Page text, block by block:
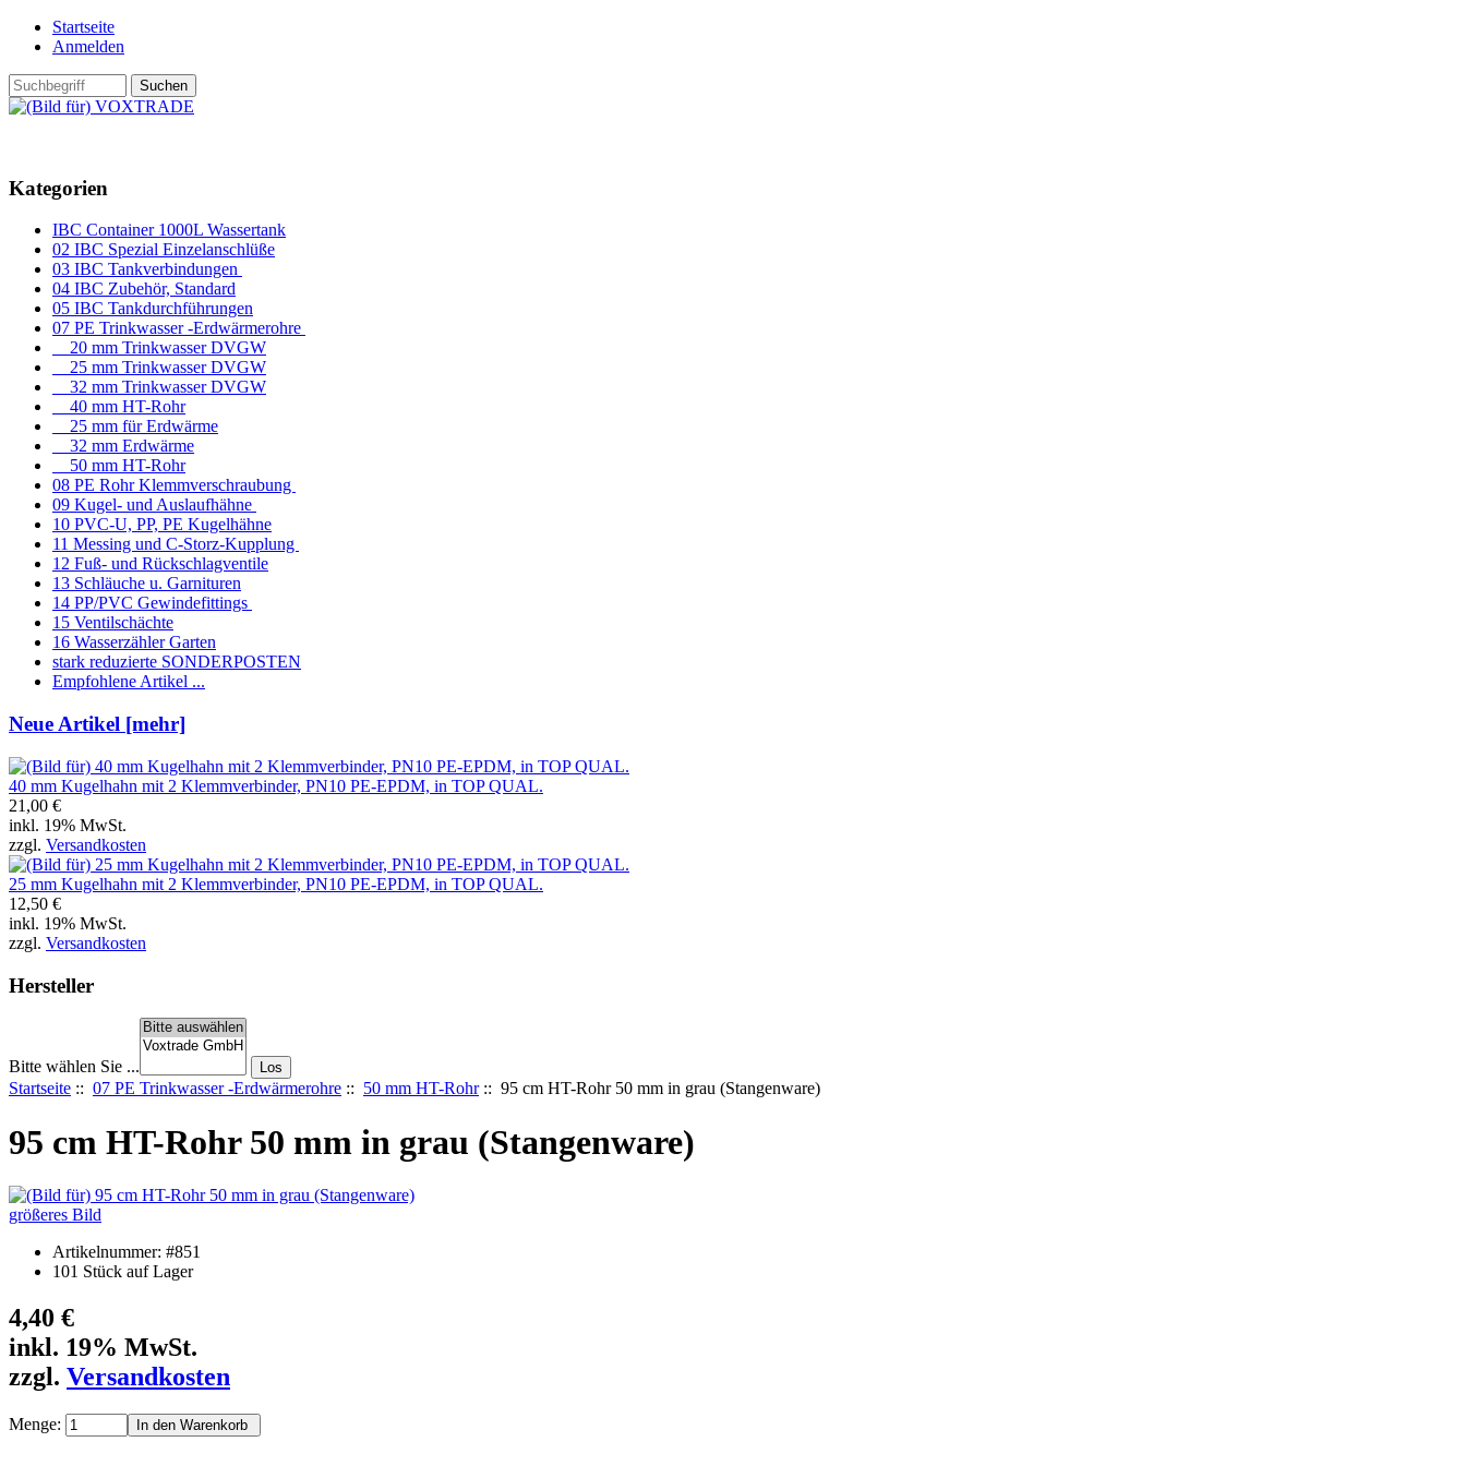
Startseite
Anmelden
Kategorien
IBC Container 1000L Wassertank
02 IBC Spezial Einzelanschlüße
03 IBC Tankverbindungen
04 IBC Zubehör, Standard
05 IBC Tankdurchführungen
07 PE Trinkwasser -Erdwärmerohre
20 mm Trinkwasser DVGW
25 mm Trinkwasser DVGW
32 mm Trinkwasser DVGW
40 mm HT-Rohr
25 mm für Erdwärme
32 mm Erdwärme
50 mm HT-Rohr
08 PE Rohr Klemmverschraubung
09 Kugel- und Auslaufhähne
10 PVC-U, PP, PE Kugelhähne
11 Messing und C-Storz-Kupplung
12 Fuß- und Rückschlagventile
13 Schläuche u. Garnituren
14 PP/PVC Gewindefittings
15 Ventilschächte
16 Wasserzähler Garten
stark reduzierte SONDERPOSTEN
Empfohlene Artikel ...
Neue Artikel [mehr]
40 mm Kugelhahn mit 2 Klemmverbinder, PN10 PE-EPDM, in TOP QUAL.
21,00 €
inkl. 19% MwSt.
zzgl. Versandkosten
25 mm Kugelhahn mit 2 Klemmverbinder, PN10 PE-EPDM, in TOP QUAL.
12,50 €
inkl. 19% MwSt.
zzgl. Versandkosten
Hersteller
Bitte wählen Sie ...
Startseite :: 07 PE Trinkwasser -Erdwärmerohre :: 50 mm HT-Rohr:: 95 cm HT-Rohr 50 mm in grau (Stangenware)
95 cm HT-Rohr 50 mm in grau (Stangenware)
größeres Bild
Artikelnummer: #851
101 Stück auf Lager
4,40 €
inkl. 19% MwSt.
zzgl. Versandkosten
Menge: